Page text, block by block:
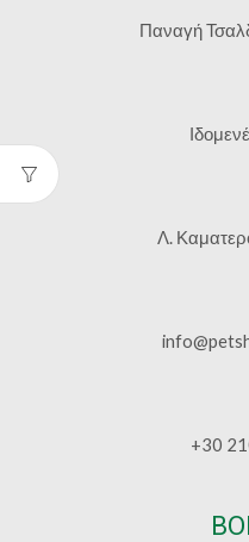
Παναγή
Λ.
+30